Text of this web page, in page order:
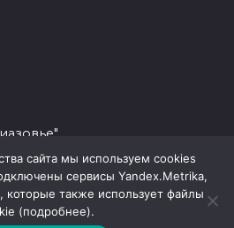
сайта мы используем cookies
сервисы Yandex.Metrika,
которые также использует файлы
(подробнее).